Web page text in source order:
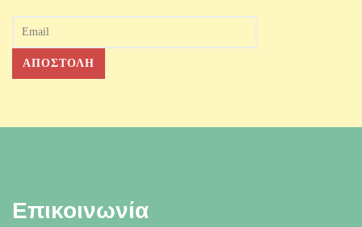
Επικοινωνία